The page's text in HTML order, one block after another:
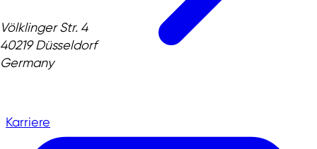
Karriere
Völklinger Str. 4
40219 Düsseldorf
Germany